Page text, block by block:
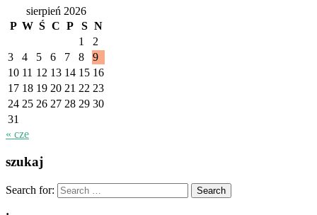
sierpień 2026
P W Ś C P S N
1
2
3
4 5 6 7 8
9
10 11 12 13 14 15 16
17 18 19 20 21 22 23
24 25 26 27 28 29 30
31
« cze
szukaj
Search for: